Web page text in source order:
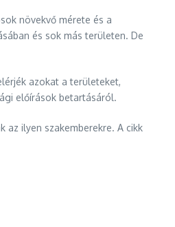
növekvő mérete és a
és sok más területen. De
azokat a területeket,
előírások betartásáról.
az ilyen szakemberekre. A cikk